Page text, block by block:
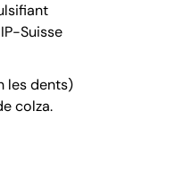
Suisse
les dents)
colza.